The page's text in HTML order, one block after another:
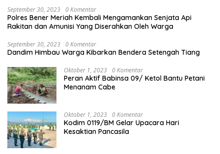
September 30, 2023 0 Komentar
Polres Bener Meriah Kembali Mengamankan Senjata Api
Rakitan dan Amunisi Yang Diserahkan Oleh Warga
September 30, 2023 0 Komentar
Dandim Himbau Warga Kibarkan Bendera Setengah Tiang
Oktober 1, 2023 0 Komentar
Peran Aktif Babinsa 09/ Ketol Bantu Petani
Menanam Cabe
Oktober 1, 2023 0 Komentar
Kodim 0119/BM Gelar Upacara Hari
Kesaktian Pancasila